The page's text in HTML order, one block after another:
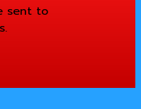
sent to